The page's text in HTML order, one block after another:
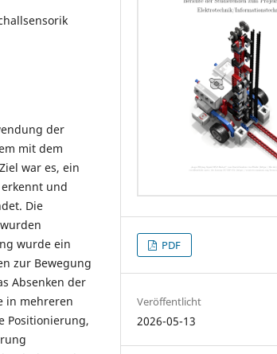
der
mit dem
war es, ein
und
Die
wurde ein
zur Bewegung
Absenken der
in mehreren
Positionierung,
PDF
Veröffentlicht
2026-05-13